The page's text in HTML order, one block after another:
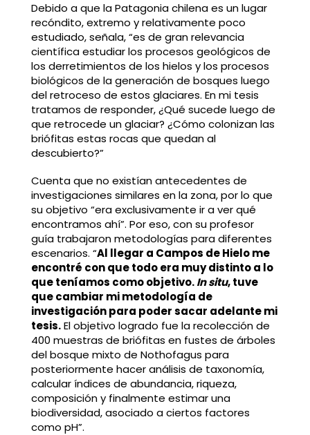
Debido a que la Patagonia chilena es un lugar
recóndito, extremo y relativamente poco
estudiado, señala, “es de gran relevancia
científica estudiar los procesos geológicos de
los derretimientos de los hielos y los procesos
biológicos de la generación de bosques luego
del retroceso de estos glaciares. En mi tesis
tratamos de responder, ¿Qué sucede luego de
que retrocede un glaciar? ¿Cómo colonizan las
briófitas estas rocas que quedan al
descubierto?”
Cuenta que no existían antecedentes de
investigaciones similares en la zona, por lo que
su objetivo “era exclusivamente ir a ver qué
encontramos ahí”. Por eso, con su profesor
guía trabajaron metodologías para diferentes
escenarios. “Al llegar a Campos de Hielo me
encontré con que todo era muy distinto a lo
que teníamos como objetivo.In situ, tuve
que cambiar mi metodología de
investigación para poder sacar adelante mi
tesis.El objetivo logrado fue la recolección de
400 muestras de briófitas en fustes de árboles
del bosque mixto de Nothofagus para
posteriormente hacer análisis de taxonomía,
calcular índices de abundancia, riqueza,
composición y finalmente estimar una
biodiversidad, asociado a ciertos factores
como pH”.